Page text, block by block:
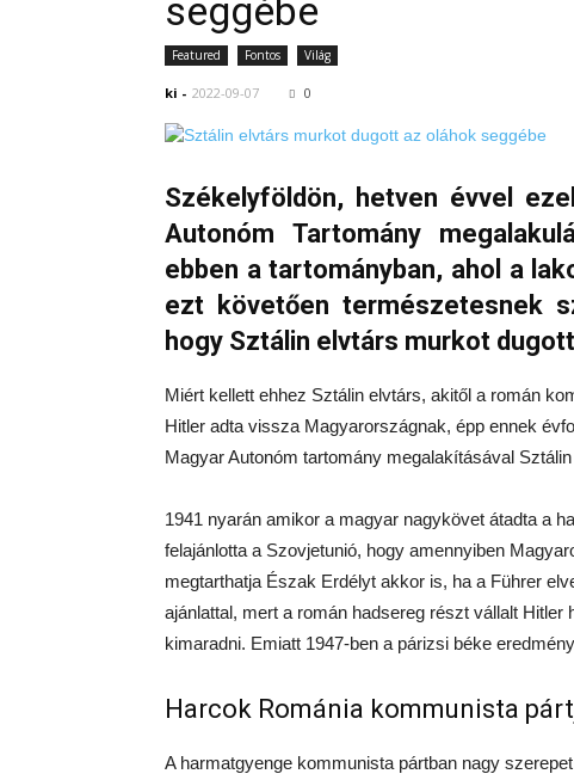
seggébe
Featured Fontos Világ
ki - 2022-09-07 0
Székelyföldön, hetven évvel
Autonóm Tartomány
ebben a tartományban, ahol a
ezt követően természetesnek
hogy Sztálin elvtárs murkot
Miért kellett ehhez Sztálin elvtárs, akitől a román
Hitler adta vissza Magyarországnak, épp ennek
Magyar Autonóm tartomány megalakításával
1941 nyarán amikor a magyar nagykövet átadta a
felajánlotta a Szovjetunió, hogy amennyiben
megtarthatja Észak Erdélyt akkor is, ha a Führer
ajánlattal, mert a román hadsereg részt vállalt
kimaradni. Emiatt 1947-ben a párizsi béke
Harcok Románia kommunista
A harmatgyenge kommunista pártban nagy